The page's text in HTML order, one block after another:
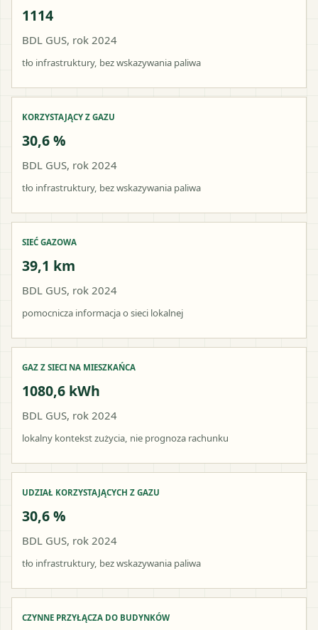
1114
BDL GUS, rok 2024
tło infrastruktury, bez wskazywania paliwa
KORZYSTAJĄCY Z GAZU
30,6 %
BDL GUS, rok 2024
tło infrastruktury, bez wskazywania paliwa
SIEĆ GAZOWA
39,1 km
BDL GUS, rok 2024
pomocnicza informacja o sieci lokalnej
GAZ Z SIECI NA MIESZKAŃCA
1080,6 kWh
BDL GUS, rok 2024
lokalny kontekst zużycia, nie prognoza rachunku
UDZIAŁ KORZYSTAJĄCYCH Z GAZU
30,6 %
BDL GUS, rok 2024
tło infrastruktury, bez wskazywania paliwa
CZYNNE PRZYŁĄCZA DO BUDYNKÓW